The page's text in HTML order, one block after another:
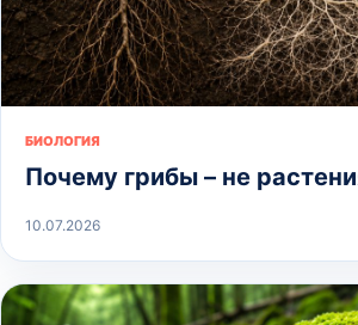
БИОЛОГИЯ
Почему грибы – не
10.07.2026